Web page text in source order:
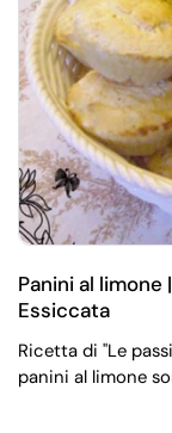
Panini al limone
Essiccata
Ricetta di "Le
panini al limone